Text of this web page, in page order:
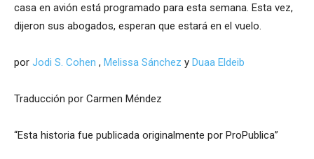
casa en avión está programado para esta semana. Esta vez,
dijeron sus abogados, esperan que estará en el vuelo.
por Jodi S. Cohen , Melissa Sánchez y Duaa Eldeib
Traducción por Carmen Méndez
“Esta historia fue publicada originalmente por ProPublica”